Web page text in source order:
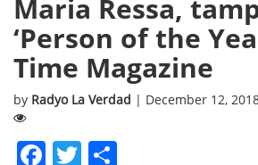
PROGRAMS
ABOUT
CONTACT US
Maria Ressa,
‘Person of the
Time Magazine
by Radyo La Verdad | December 12,
Facebook
Twitter